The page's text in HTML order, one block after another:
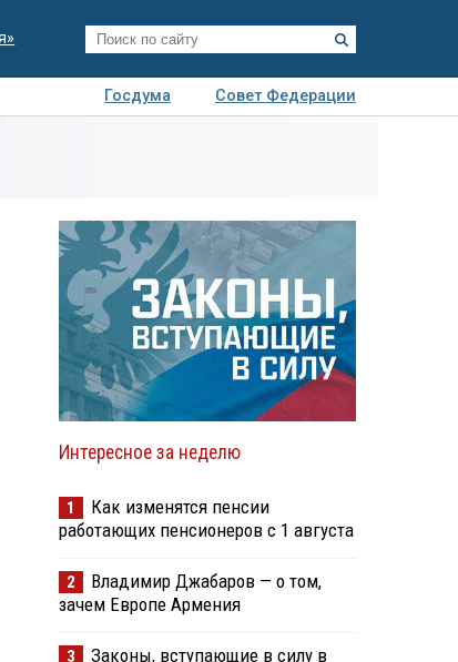
Госдума
Совет Федерации
Интересное за неделю
1
Как изменятся пенсии
работающих пенсионеров с 1 августа
2
Владимир Джабаров — о том,
зачем Европе Армения
3
Законы, вступающие в силу в